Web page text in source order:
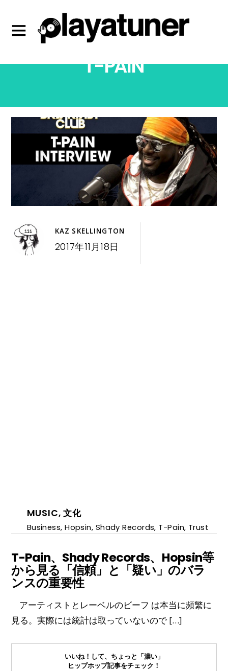
T-PAIN
KAZ SKELLINGTON
2017年11月18日
MUSIC,文化
Business,Hopsin, Shady Records, T-Pain, Trust
T-Pain、Shady Records、Hopsin等
から見る「信頼」と「疑い」のバラ
ンスの重要性
アーティストとレーベルのビーフ は本当に頻繁に
見る。実際には統計は取っていないので […]
いいね！して、ちょっと「濃い」
ヒップホップ記事をチェック！